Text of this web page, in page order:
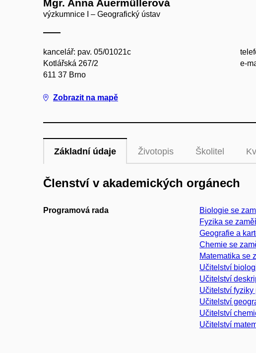
Mgr. Anna Auermüllerová
výzkumnice I – Geografický ústav
kancelář: pav. 05/01021c
Kotlářská 267/2
611 37 Brno
Zobrazit na mapě
Základní údaje Životopis Školitel
Členství v akademických orgánech
Programová rada
Biologie se
Fyzika se
Geografie a
Chemie se
Matematika se
Učitelství
Učitelství
Učitelství
Učitelství
Učitelství
Učitelství